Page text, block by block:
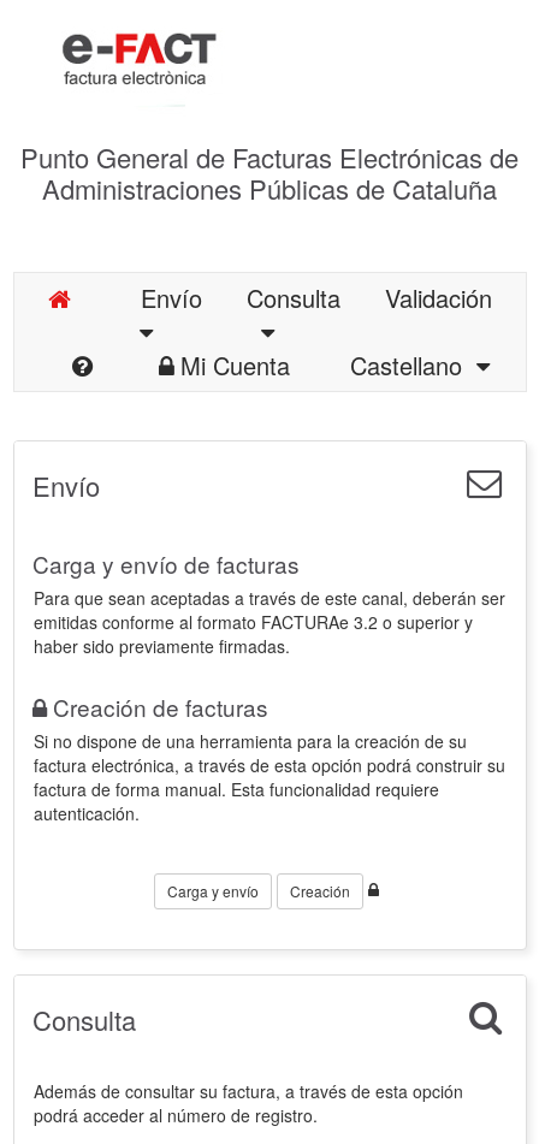
Punto General de Facturas Electrónicas de
Administraciones Públicas de Cataluña
Envío Consulta
Validación
Mi Cuenta
Castellano
Envío
Carga y envío de facturas
Para que sean aceptadas a través de este canal, deberán ser
emitidas conforme al formato FACTURAe 3.2 o superior y
haber sido previamente firmadas.
Creación de facturas
Si no dispone de una herramienta para la creación de su
factura electrónica, a través de esta opción podrá construir su
factura de forma manual. Esta funcionalidad requiere
autenticación.
Carga y envío Creación
Consulta
Además de consultar su factura, a través de esta opción
podrá acceder al número de registro.